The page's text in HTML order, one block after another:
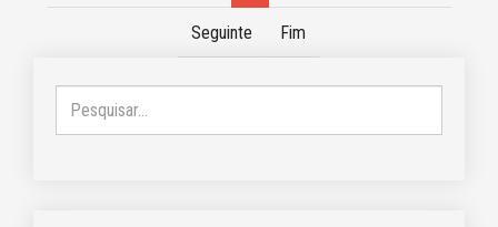
Seguinte Fim
Pesquisar...